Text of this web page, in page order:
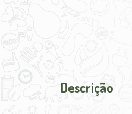
Descrição